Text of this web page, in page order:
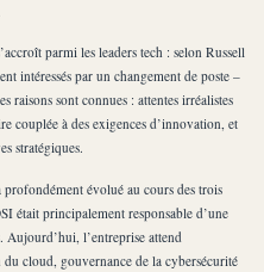
parmi les leaders tech : selon Russell
intéressés par un changement de poste –
raisons sont connues : attentes irréalistes
couplée à des exigences d’innovation, et
stratégiques.
évolué au cours des trois
était principalement responsable d’une
Aujourd’hui, l’entreprise attend
cloud, gouvernance de la cybersécurité